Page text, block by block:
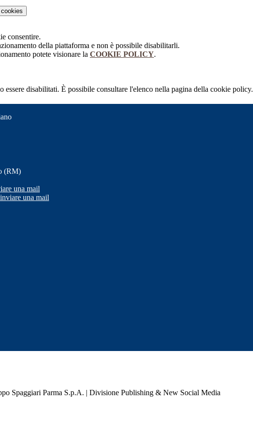
consentire.
della piattaforma e non è possibile disabilitarli.
potete visionare la COOKIE POLICY.
essere disabilitati. È possibile consultare l'elenco nella pagina della cookie policy.
(RM)
una mail
una mail
Spaggiari Parma S.p.A. | Divisione Publishing & New Social Media